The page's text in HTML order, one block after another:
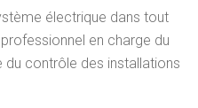
électrique dans tout
en charge du
du contrôle des installations